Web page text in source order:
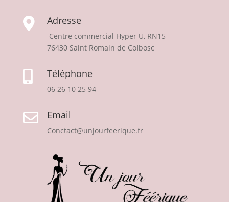
 Adresse
Centre commercial Hyper U, RN15
76430 Saint Romain de Colbosc
 Téléphone
06 26 10 25 94
 Email
Conctact@unjourfeerique.fr